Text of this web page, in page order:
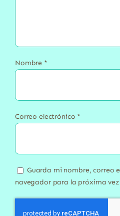
Nombre *
Correo electrónico *
Guarda mi nombre, correo
navegador para la próxima